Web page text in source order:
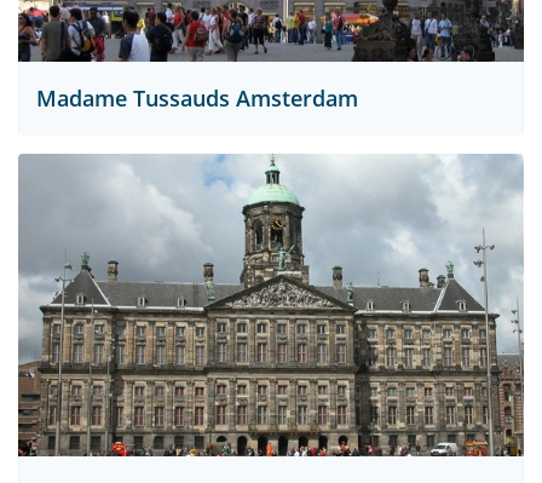
Madame Tussauds Amsterdam